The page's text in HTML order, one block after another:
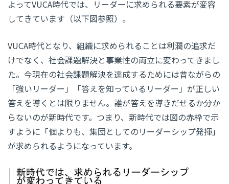
よってVUCA時代では、リーダーに求められる要素が変容
してきています（以下図参照）。
VUCA時代となり、組織に求められることは利潤の追求だ
けでなく、社会課題解決と事業性の両立に変わってきまし
た。今現在の社会課題解決を達成するためには昔ながらの
「強いリーダー」「答えを知っているリーダー」が正しい
答えを導くとは限りません。誰が答えを導きだせるか分か
らないのが新時代です。つまり、新時代では図の赤枠で示
すように「個よりも、集団としてのリーダーシップ発揮」
が求められるようになっています。